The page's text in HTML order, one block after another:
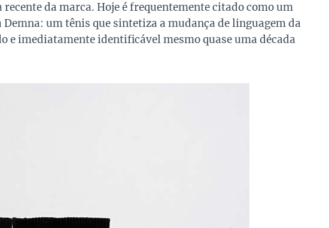
da marca. Hoje é frequentemente citado como um
um tênis que sintetiza a mudança de linguagem da
e imediatamente identificável mesmo quase uma década